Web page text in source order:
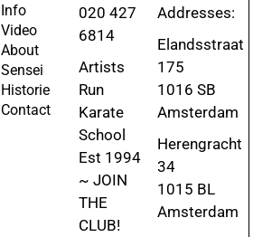
Info
Video
About
Sensei
Historie
Contact
020 427
6814
Artists
Run
Karate
School
Est 1994
~ JOIN
THE
CLUB!
Addresses:
Elandsstraat
175
1016 SB
Amsterdam
Herengracht
34
1015 BL
Amsterdam